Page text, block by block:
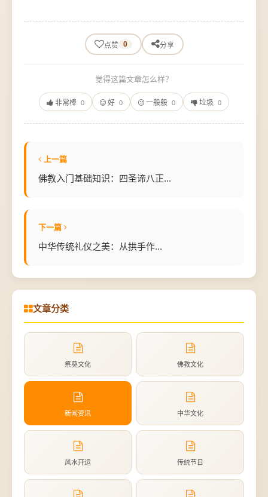
点赞 0 分享
觉得这篇文章怎么样？
非常棒 0 好 0 一般般 0 垃圾 0
上一篇
佛教入门基础知识：四圣谛八正...
下一篇
中华传统礼仪之美：从拱手作...
文章分类
祭奠文化 佛教文化
新闻资讯 中华文化
风水开运 传统节日